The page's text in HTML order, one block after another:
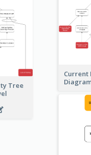
Tree
Current